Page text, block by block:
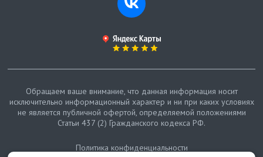
Обращаем ваше внимание, что данная информация носит
исключительно информационный характер и ни при каких условиях
не является публичной офертой, определяемой положениями
Статьи 437 (2) Гражданского кодекса РФ.
Политика конфиденциальности